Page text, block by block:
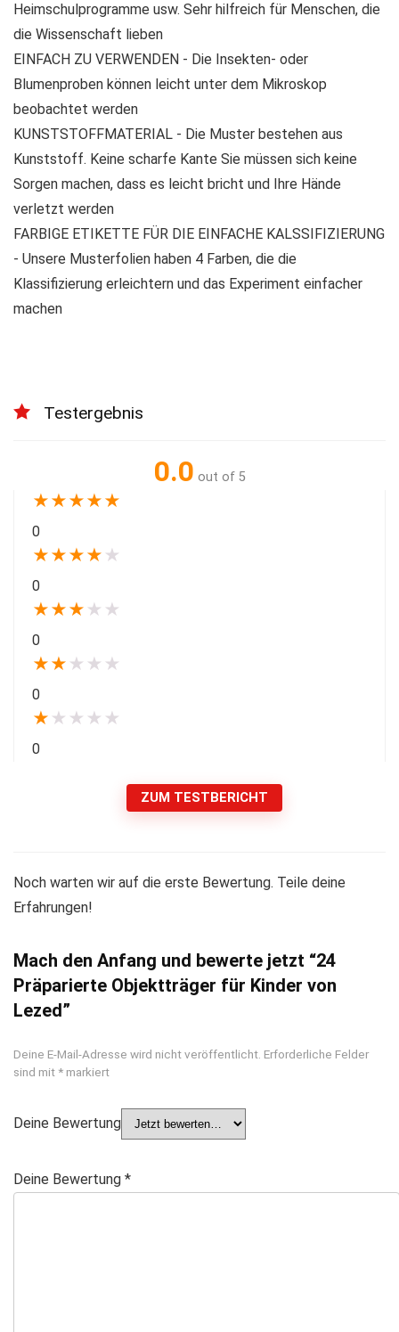
Heimschulprogramme usw. Sehr hilfreich für Menschen, die
die Wissenschaft lieben
EINFACH ZU VERWENDEN - Die Insekten- oder
Blumenproben können leicht unter dem Mikroskop
beobachtet werden
KUNSTSTOFFMATERIAL - Die Muster bestehen aus
Kunststoff. Keine scharfe Kante Sie müssen sich keine
Sorgen machen, dass es leicht bricht und Ihre Hände
verletzt werden
FARBIGE ETIKETTE FÜR DIE EINFACHE KALSSIFIZIERUNG
- Unsere Musterfolien haben 4 Farben, die die
Klassifizierung erleichtern und das Experiment einfacher
machen
Testergebnis
0.0 out of 5
★★★★★
0
★★★★ ★
0
★★★ ★ ★
0
★★ ★ ★ ★
0
★ ★ ★ ★ ★
0
ZUM TESTBERICHT
Noch warten wir auf die erste Bewertung. Teile deine
Erfahrungen!
Mach den Anfang und bewerte jetzt “24
Präparierte Objektträger für Kinder von
Lezed”
Deine E-Mail-Adresse wird nicht veröffentlicht. Erforderliche Felder
sind mit * markiert
Deine Bewertung
Deine Bewertung *